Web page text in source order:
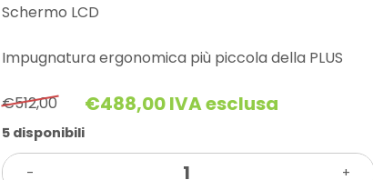
Schermo LCD
Impugnatura ergonomica più piccola della PLUS
€512,00
Il
prezzo
originale
era:
€488,00
Il
prezzo
attuale
è:
IVA esclusa
5 disponibili
-
VENTOSA
+